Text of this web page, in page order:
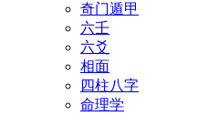
奇门遁甲
六壬
六爻
相面
四柱八字
命理学